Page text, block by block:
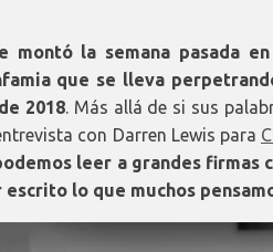
montó la semana pasada
que se lleva
2018. Más allá de si sus
con Darren Lewis para
leer a grandes
escrito lo que muchos